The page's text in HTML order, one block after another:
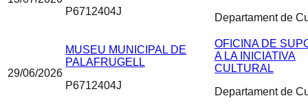
P6712404J
Departament de
29/06/2026
MUSEU MUNICIPAL DE
PALAFRUGELL
P6712404J
OFICINA DE
A LA INICIATIVA
CULTURAL
Departament de